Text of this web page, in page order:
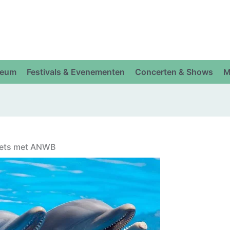
Festivals & Evenementen Concerten & Shows
met ANWB